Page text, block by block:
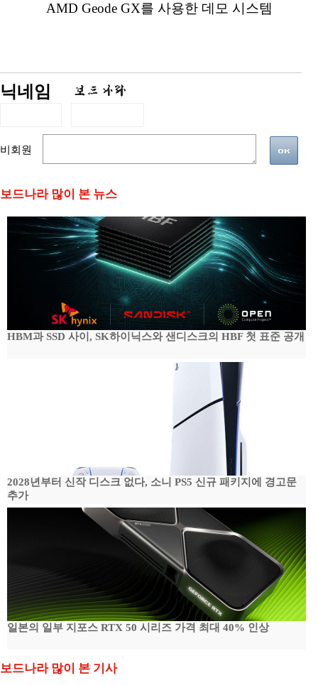
AMD Geode GX를 사용한 데모 시스템
닉네임
비회원
보드나라 많이 본 뉴스
HBM과 SSD 사이, SK하이닉스와 샌디스크의 HBF 첫 표준 공개
2028년부터 신작 디스크 없다, 소니 PS5 신규 패키지에 경고문
추가
일본의 일부 지포스 RTX 50 시리즈 가격 최대 40% 인상
보드나라 많이 본 기사